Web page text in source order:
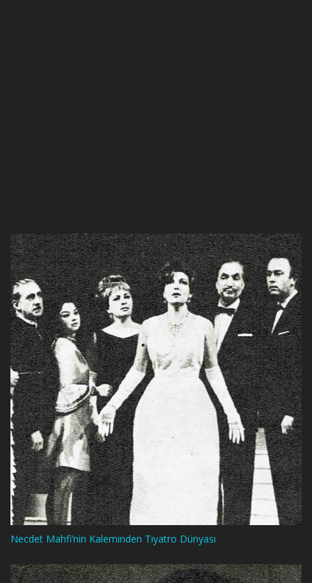
Necdet Mahfi’nin Kaleminden Tiyatro Dünyası